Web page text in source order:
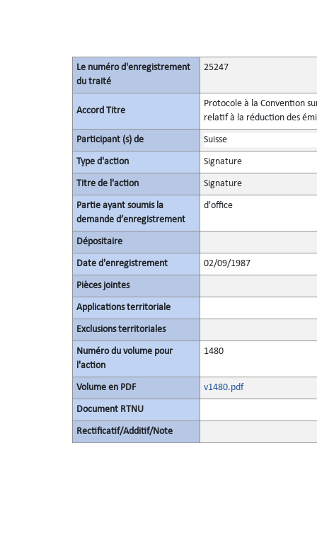
Le numéro d'enregistrement
du traité
25247
Accord Titre
Protocole à la Convention
relatif à la réduction des
Participant (s) de Suisse
Type d'action Signature
Titre de l'action Signature
Partie ayant soumis la
demande d’enregistrement
d'office
Dépositaire
Date d'enregistrement 02/09/1987
Pièces jointes
Applications territoriale
Exclusions territoriales
Numéro du volume pour
l'action
1480
Volume en PDF v1480.pdf
Document RTNU
Rectificatif/Additif/Note